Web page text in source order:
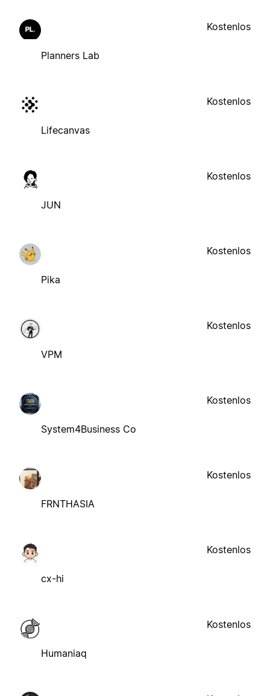
Planners Lab
Kostenlos
Lifecanvas
Kostenlos
JUN
Kostenlos
Pika
Kostenlos
VPM
Kostenlos
System4Business Co
Kostenlos
FRNTHASIA
Kostenlos
cx-hi
Kostenlos
Humaniaq
Kostenlos